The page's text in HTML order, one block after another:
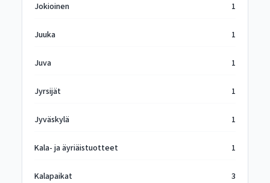
Jokioinen 1
Juuka 1
Juva 1
Jyrsijät 1
Jyväskylä 1
Kala- ja äyriäistuotteet 1
Kalapaikat 3